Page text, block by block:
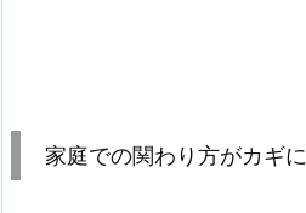
家庭での関わり方がカギに